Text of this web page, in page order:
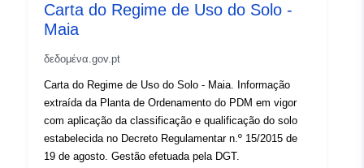
Carta do Regime de Uso do Solo -
Maia
δεδομένα.gov.pt
Carta do Regime de Uso do Solo - Maia. Informação
extraída da Planta de Ordenamento do PDM em vigor
com aplicação da classificação e qualificação do solo
estabelecida no Decreto Regulamentar n.º 15/2015 de
19 de agosto. Gestão efetuada pela DGT.